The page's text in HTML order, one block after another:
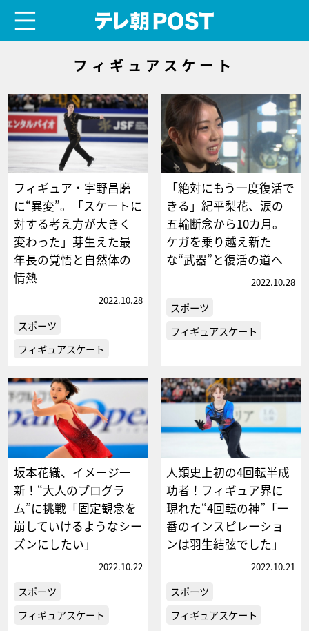
フィギュアスケート
フィギュア・宇野昌磨
に“異変”。「スケートに
対する考え方が大きく
変わった」芽生えた最
年長の覚悟と自然体の
情熱
2022.10.28
スポーツ
フィギュアスケート
「絶対にもう一度復活で
きる」紀平梨花、涙の
五輪断念から10カ月。
ケガを乗り越え新た
な“武器”と復活の道へ
2022.10.28
スポーツ
フィギュアスケート
坂本花織、イメージ一
新！“大人のプログラ
ム”に挑戦「固定観念を
崩していけるようなシー
ズンにしたい」
2022.10.22
スポーツ
フィギュアスケート
人類史上初の4回転半成
功者！フィギュア界に
現れた“4回転の神”「一
番のインスピレーショ
ンは羽生結弦でした」
2022.10.21
スポーツ
フィギュアスケート